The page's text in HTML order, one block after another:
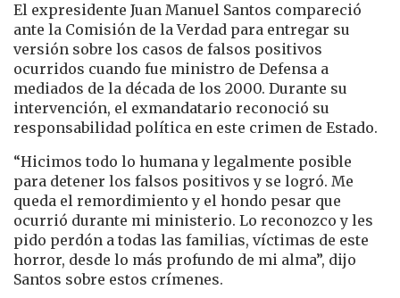
El expresidente Juan Manuel Santos compareció
ante la Comisión de la Verdad para entregar su
versión sobre los casos de falsos positivos
ocurridos cuando fue ministro de Defensa a
mediados de la década de los 2000. Durante su
intervención, el exmandatario reconoció su
responsabilidad política en este crimen de Estado.
“Hicimos todo lo humana y legalmente posible
para detener los falsos positivos y se logró. Me
queda el remordimiento y el hondo pesar que
ocurrió durante mi ministerio. Lo reconozco y les
pido perdón a todas las familias, víctimas de este
horror, desde lo más profundo de mi alma”, dijo
Santos sobre estos crímenes.